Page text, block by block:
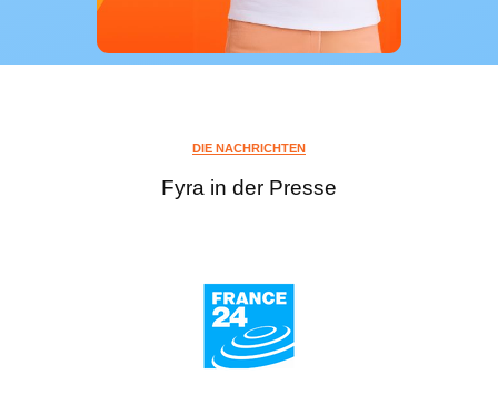
DIE NACHRICHTEN
Fyra in der Presse